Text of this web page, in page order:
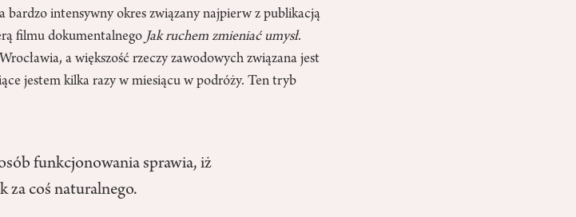
bardzo intensywny okres związany najpierw z publikacją
filmu dokumentalnego Jak ruchem zmieniać umysł.
a większość rzeczy zawodowych związana jest
jestem kilka razy w miesiącu w podróży. Ten tryb
funkcjonowania sprawia, iż
za coś naturalnego.